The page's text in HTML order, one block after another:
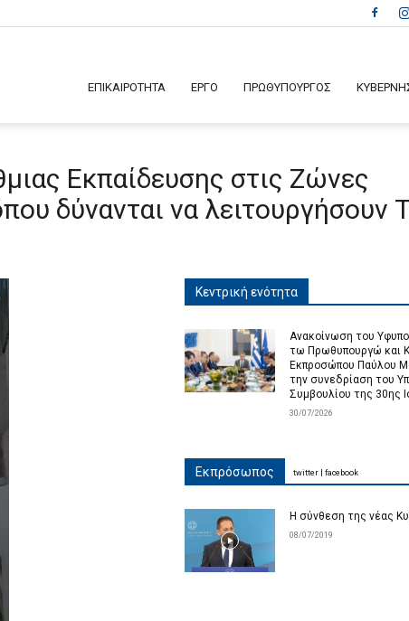
ΕΠΙΚΑΙΡΟΤΗΤΑ ΕΡΓΟ ΠΡΩΘΥΠΟΥΡΓΟΣ
Εκπαίδευσης στις Ζώνες
δύνανται να λειτουργήσουν
Κεντρική ενότητα
Ανακοίνωση του
τω Πρωθυπουργώ και
Εκπροσώπου Παύλου
την συνεδρίαση του
Συμβουλίου της 30ης
30/07/2026
Εκπρόσωπος
Η σύνθεση της νέας
08/07/2019
twitter facebook